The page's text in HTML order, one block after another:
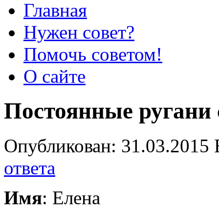
Главная
Нужен совет?
Помочь советом!
О сайте
Постоянные
Опубликован:
ответа
Имя: Елена